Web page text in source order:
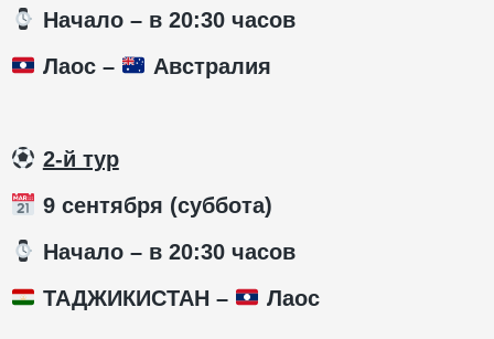
️ Начало – в 20:30 часов
Лаос –
Австралия
2-й тур
9 сентября (суббота)
️ Начало – в 20:30 часов
ТАДЖИКИСТАН –
Лаос